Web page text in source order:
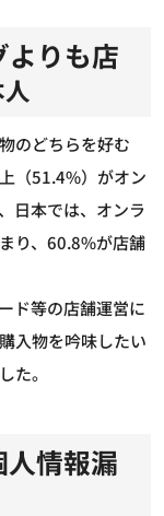
りも店
のどちらを好む
（51.4%）がオン
日本では、オンラ
り、60.8%が店舗
ド等の店舗運営に
入物を吟味したい
た。
情報漏